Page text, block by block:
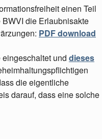
einen Teil
BWVI die Erlaubnisakte
PDF download
und dieses
die eigentliche
darauf, dass eine solche